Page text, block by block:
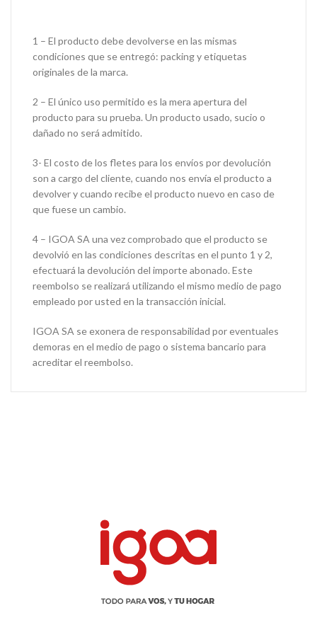
1 – El producto debe devolverse en las mismas
condiciones que se entregó: packing y etiquetas
originales de la marca.
2 – El único uso permitido es la mera apertura del
producto para su prueba. Un producto usado, sucio o
dañado no será admitido.
3- El costo de los fletes para los envíos por devolución
son a cargo del cliente, cuando nos envía el producto a
devolver y cuando recibe el producto nuevo en caso de
que fuese un cambio.
4 – IGOA SA una vez comprobado que el producto se
devolvió en las condiciones descritas en el punto 1 y 2,
efectuará la devolución del importe abonado. Este
reembolso se realizará utilizando el mismo medio de pago
empleado por usted en la transacción inicial.
IGOA SA se exonera de responsabilidad por eventuales
demoras en el medio de pago o sistema bancario para
acreditar el reembolso.